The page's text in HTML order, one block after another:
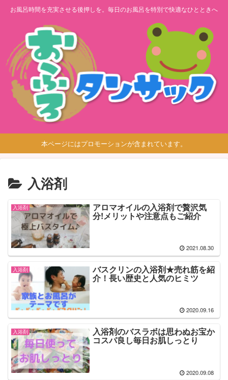
お風呂時間を充実させる後押しを。毎日のお風呂を特別で快適なひとときへ
本ページにはプロモーションが含まれています。
入浴剤
入浴剤 アロマオイルの入浴剤で贅沢気
分!メリットや注意点もご紹介
2021.08.30
入浴剤 バスクリンの入浴剤★売れ筋を紹
介！長い歴史と人気のヒミツ
2020.09.16
入浴剤 入浴剤のバスラボは思わぬお宝か
コスパ良し毎日お肌しっとり
2020.09.08